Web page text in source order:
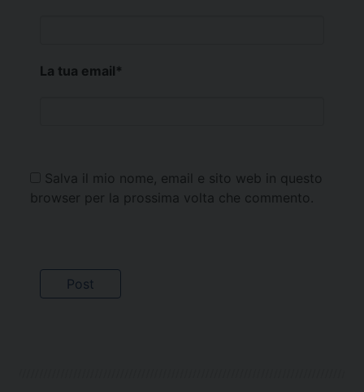
La tua email*
Salva il mio nome, email e sito web in questo
browser per la prossima volta che commento.